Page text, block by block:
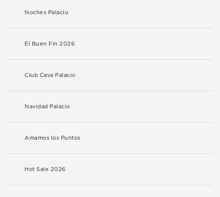
Noches Palacio
El Buen Fin 2026
Club Cava Palacio
Navidad Palacio
Amamos los Puntos
Hot Sale 2026